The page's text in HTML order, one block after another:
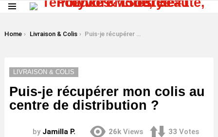
You are here:
Home Livraison & Colis Puis-je récupérer mon colis au centre de distribution ?
LIVRAISON & COLIS
Puis-je récupérer mon colis au
centre de distribution ?
by Jamilla P. 26k Views 33 Votes